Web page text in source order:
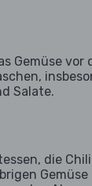
Gemüse vor
Salate.
die
Gemüse